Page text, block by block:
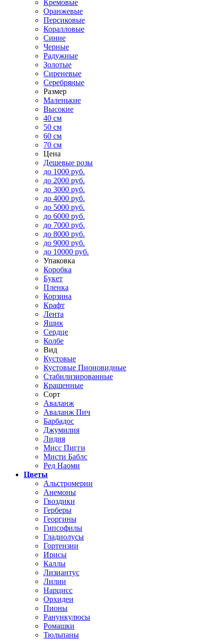
Кремовые
Оранжевые
Персиковые
Коралловые
Синие
Черные
Радужные
Золотые
Сиреневые
Серебряные
Размер
Маленькие
Высокие
40 см
50 см
60 см
70 см
Цена
Дешевые розы
до 1000 руб.
до 2000 руб.
до 3000 руб.
до 4000 руб.
до 5000 руб.
до 6000 руб.
до 7000 руб.
до 8000 руб.
до 9000 руб.
до 10000 руб.
Упаковка
Коробка
Букет
Пленка
Корзина
Крафт
Лента
Ящик
Сердце
Колбе
Вид
Кустовые
Кустовые Пионовидные
Стабилизированные
Крашенные
Сорт
Аваланж
Аваланж Пич
Барбадос
Джумилия
Лидия
Мисс Пигги
Мисти Баблс
Ред Наоми
Цветы
Альстромерии
Анемоны
Гвоздики
Герберы
Георгины
Гипсофилы
Гладиолусы
Гортензии
Ирисы
Каллы
Лизиантус
Лилии
Нарцисс
Орхидеи
Пионы
Ранункулюсы
Ромашки
Тюльпаны